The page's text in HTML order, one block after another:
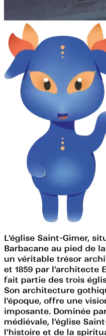
L'église Saint-Gimer,
Barbacane au pied de
un véritable trésor
et 1859 par l'architecte
fait partie des trois
Son architecture
l'époque, offre une
imposante. Dominée
médiévale, l'église
l'histoire et de la